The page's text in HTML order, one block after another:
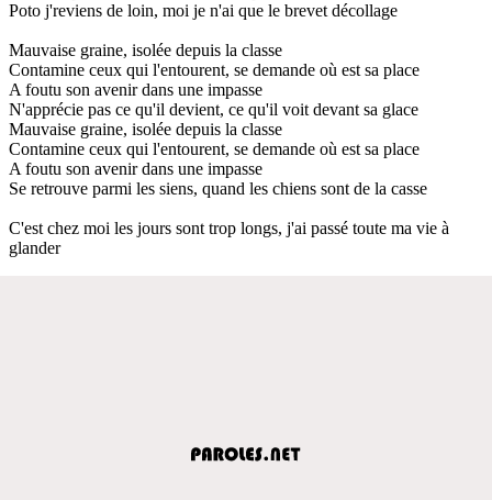
Poto j'reviens de loin, moi je n'ai que le brevet décollage
Mauvaise graine, isolée depuis la classe
Contamine ceux qui l'entourent, se demande où est sa place
A foutu son avenir dans une impasse
N'apprécie pas ce qu'il devient, ce qu'il voit devant sa glace
Mauvaise graine, isolée depuis la classe
Contamine ceux qui l'entourent, se demande où est sa place
A foutu son avenir dans une impasse
Se retrouve parmi les siens, quand les chiens sont de la casse
C'est chez moi les jours sont trop longs, j'ai passé toute ma vie à
glander